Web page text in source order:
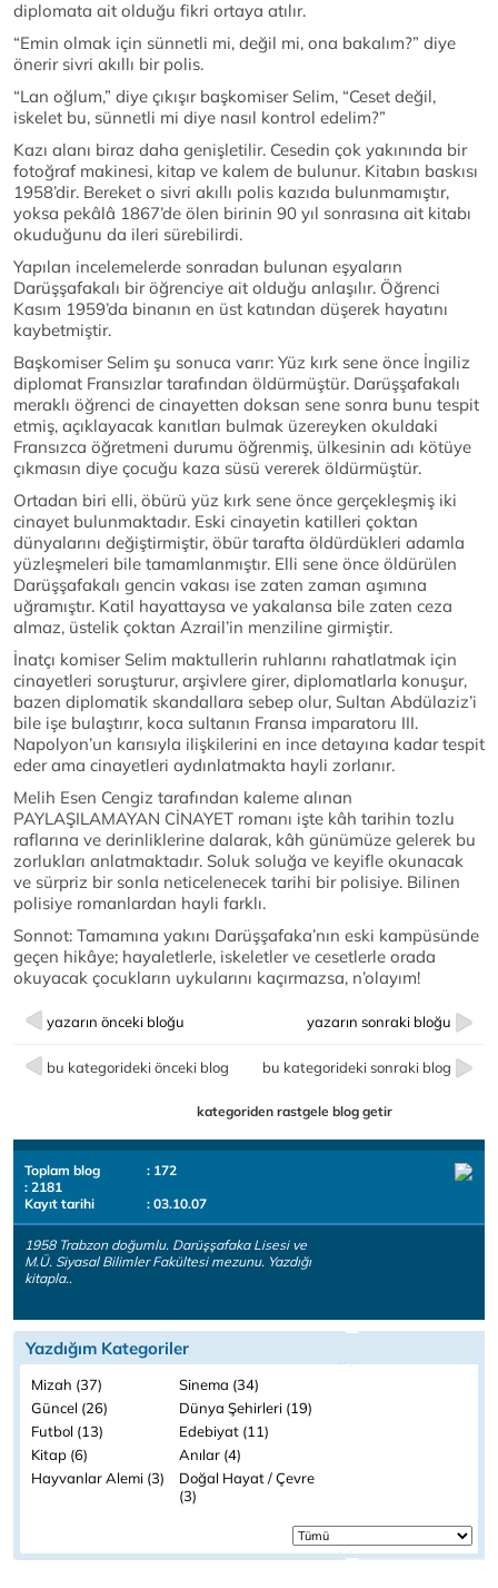
diplomata ait olduğu fikri ortaya atılır.
“Emin olmak için sünnetli mi, değil mi, ona bakalım?” diye
önerir sivri akıllı bir polis.
“Lan oğlum,” diye çıkışır başkomiser Selim, “Ceset değil,
iskelet bu, sünnetli mi diye nasıl kontrol edelim?”
Kazı alanı biraz daha genişletilir. Cesedin çok yakınında bir
fotoğraf makinesi, kitap ve kalem de bulunur. Kitabın baskısı
1958’dir. Bereket o sivri akıllı polis kazıda bulunmamıştır,
yoksa pekâlâ 1867’de ölen birinin 90 yıl sonrasına ait kitabı
okuduğunu da ileri sürebilirdi.
Yapılan incelemelerde sonradan bulunan eşyaların
Darüşşafakalı bir öğrenciye ait olduğu anlaşılır. Öğrenci
Kasım 1959’da binanın en üst katından düşerek hayatını
kaybetmiştir.
Başkomiser Selim şu sonuca varır: Yüz kırk sene önce İngiliz
diplomat Fransızlar tarafından öldürmüştür. Darüşşafakalı
meraklı öğrenci de cinayetten doksan sene sonra bunu tespit
etmiş, açıklayacak kanıtları bulmak üzereyken okuldaki
Fransızca öğretmeni durumu öğrenmiş, ülkesinin adı kötüye
çıkmasın diye çocuğu kaza süsü vererek öldürmüştür.
Ortadan biri elli, öbürü yüz kırk sene önce gerçekleşmiş iki
cinayet bulunmaktadır. Eski cinayetin katilleri çoktan
dünyalarını değiştirmiştir, öbür tarafta öldürdükleri adamla
yüzleşmeleri bile tamamlanmıştır. Elli sene önce öldürülen
Darüşşafakalı gencin vakası ise zaten zaman aşımına
uğramıştır. Katil hayattaysa ve yakalansa bile zaten ceza
almaz, üstelik çoktan Azrail’in menziline girmiştir.
İnatçı komiser Selim maktullerin ruhlarını rahatlatmak için
cinayetleri soruşturur, arşivlere girer, diplomatlarla konuşur,
bazen diplomatik skandallara sebep olur, Sultan Abdülaziz’i
bile işe bulaştırır, koca sultanın Fransa imparatoru III.
Napolyon’un karısıyla ilişkilerini en ince detayına kadar tespit
eder ama cinayetleri aydınlatmakta hayli zorlanır.
Melih Esen Cengiz tarafından kaleme alınan
PAYLAŞILAMAYAN CİNAYET romanı işte kâh tarihin tozlu
raflarına ve derinliklerine dalarak, kâh günümüze gelerek bu
zorlukları anlatmaktadır. Soluk soluğa ve keyifle okunacak
ve sürpriz bir sonla neticelenecek tarihi bir polisiye. Bilinen
polisiye romanlardan hayli farklı.
Sonnot: Tamamına yakını Darüşşafaka’nın eski kampüsünde
geçen hikâye; hayaletlerle, iskeletler ve cesetlerle orada
okuyacak çocukların uykularını kaçırmazsa, n’olayım!
yazarın önceki bloğu yazarın sonraki bloğu
bu kategorideki önceki blog bu kategorideki sonraki blog
kategoriden rastgele blog getir
Toplam blog
: 172
: 2181
Kayıt tarihi
: 03.10.07
1958 Trabzon doğumlu. Darüşşafaka Lisesi ve
M.Ü. Siyasal Bilimler Fakültesi mezunu. Yazdığı
kitapla..
Yazdığım Kategoriler
Mizah (37)
Sinema (34)
Güncel (26)
Dünya Şehirleri (19)
Futbol (13)
Edebiyat (11)
Kitap (6)
Anılar (4)
Hayvanlar Alemi (3)
Doğal Hayat / Çevre
(3)